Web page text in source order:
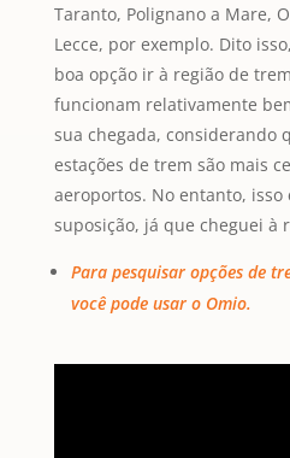
Taranto, Polignano a Mare,
Lecce, por exemplo. Dito
boa opção ir à região de
funcionam relativamente
sua chegada, considerando
estações de trem são mais
aeroportos. No entanto, isso
suposição, já que cheguei à
Para pesquisar opções de
você pode usar o Omio.